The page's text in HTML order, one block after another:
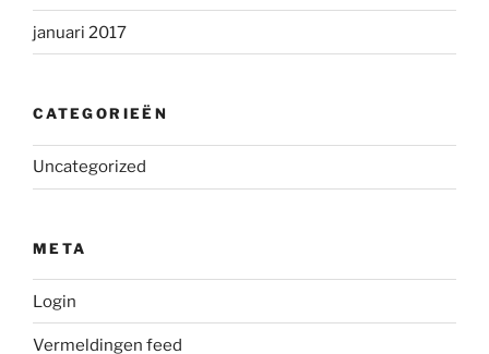
januari 2017
CATEGORIEËN
Uncategorized
META
Login
Vermeldingen feed